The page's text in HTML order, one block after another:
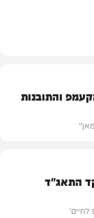
והתובנות
התאג"ד